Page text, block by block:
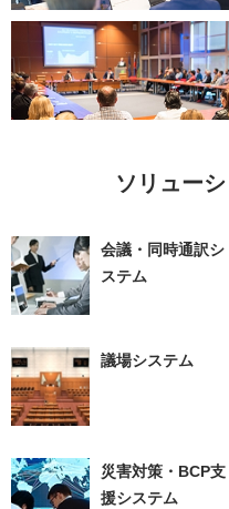
ソリュー
会議・同時通訳シ
ステム
議場システム
災害対策・BCP支
援システム